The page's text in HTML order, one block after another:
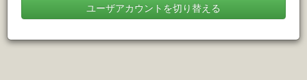
ユーザアカウントを切り替える